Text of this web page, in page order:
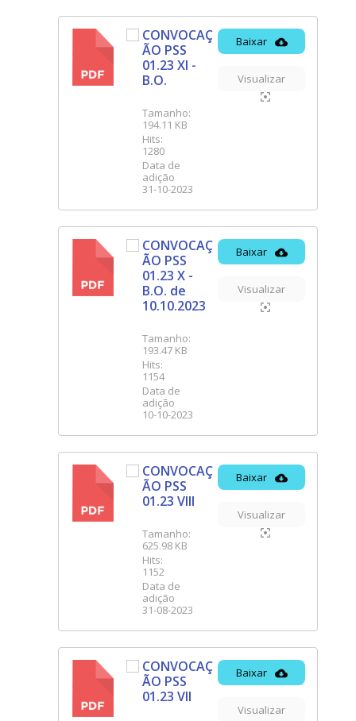
CONVOCAÇ
ÃO PSS
01.23 XI -
B.O.
Tamanho:
194.11 KB
Hits:
1280
Data de
adição
31-10-2023
Baixar
Visualizar
CONVOCAÇ
ÃO PSS
01.23 X -
B.O. de
10.10.2023
Tamanho:
193.47 KB
Hits:
1154
Data de
adição
10-10-2023
Baixar
Visualizar
CONVOCAÇ
ÃO PSS
01.23 VIII
Tamanho:
625.98 KB
Hits:
1152
Data de
adição
31-08-2023
Baixar
Visualizar
CONVOCAÇ
ÃO PSS
01.23 VII
Baixar
Visualizar